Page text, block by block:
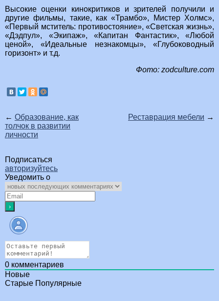
Высокие оценки кинокритиков и зрителей получили и
другие фильмы, такие, как «Трамбо», Мистер Холмс»,
«Первый мститель: противостояние», «Светская жизнь»,
«Дэдпул», «Экипаж», «Капитан Фантастик», «Любой
ценой», «Идеальные незнакомцы», «Глубоководный
горизонт» и т.д.
Фото: zodculture.com
← Образование, как
толчок в развитии
личности
Реставрация мебели →
Подписаться
авторизуйтесь
Уведомить о
0 комментариев
Новые
Старые Популярные